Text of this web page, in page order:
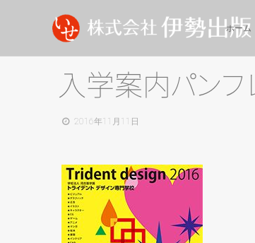
ホーム
入学案内パンフ
2016年11月11日